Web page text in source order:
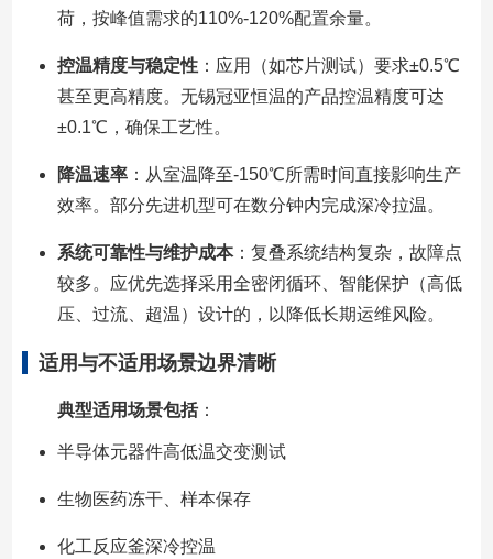
荷，按峰值需求的110%-120%配置余量。
控温精度与稳定性：应用（如芯片测试）要求±0.5℃
甚至更高精度。无锡冠亚恒温的产品控温精度可达
±0.1℃，确保工艺性。
降温速率：从室温降至-150℃所需时间直接影响生产
效率。部分先进机型可在数分钟内完成深冷拉温。
系统可靠性与维护成本：复叠系统结构复杂，故障点
较多。应优先选择采用全密闭循环、智能保护（高低
压、过流、超温）设计的，以降低长期运维风险。
适用与不适用场景边界清晰
典型适用场景包括：
半导体元器件高低温交变测试
生物医药冻干、样本保存
化工反应釜深冷控温